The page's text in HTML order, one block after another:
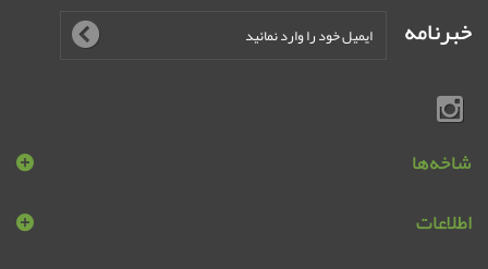
خبرنامه
شاخه‌ها
اطلاعات